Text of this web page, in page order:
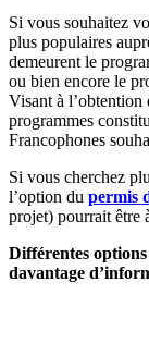
Si vous souhaitez
plus populaires
demeurent le
ou bien encore le
Visant à l’obtention
programmes
Francophones
Si vous cherchez
l’option du permis
projet) pourrait être
Différentes
davantage